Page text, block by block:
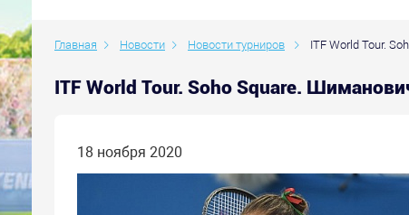
Главная Новости Новости турниров ITF World Tour.
ITF World Tour. Soho Square.
18 ноября 2020